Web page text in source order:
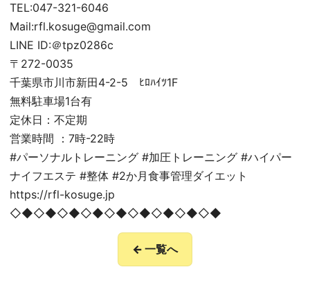
TEL:047-321-6046
Mail:rfl.kosuge@gmail.com
LINE ID:＠tpz0286c
〒272-0035
千葉県市川市新田4-2-5 ﾋﾛﾊｲﾂ1F
無料駐車場1台有
定休日：不定期
営業時間 ：7時-22時
#パーソナルトレーニング #加圧トレーニング #ハイパー
ナイフエステ #整体 #2か月食事管理ダイエット
https://rfl-kosuge.jp
◇◆◇◆◇◆◇◆◇◆◇◆◇◆◇◆◇◆
← 一覧へ